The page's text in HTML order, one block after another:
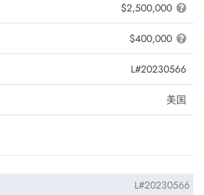
$2,500,000
$400,000
L#20230566
美国
L#20230566